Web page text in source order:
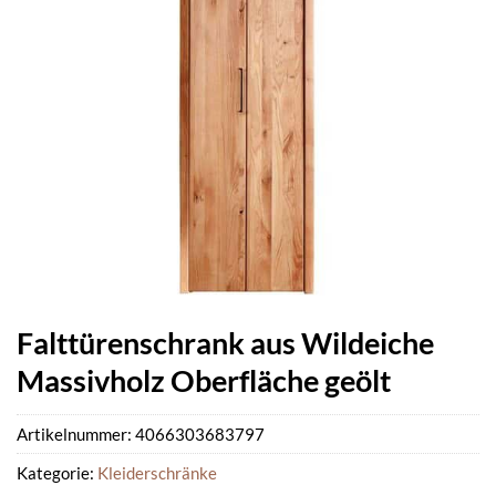
Falttürenschrank aus Wildeiche
Massivholz Oberfläche geölt
Artikelnummer: 4066303683797
Kategorie: Kleiderschränke